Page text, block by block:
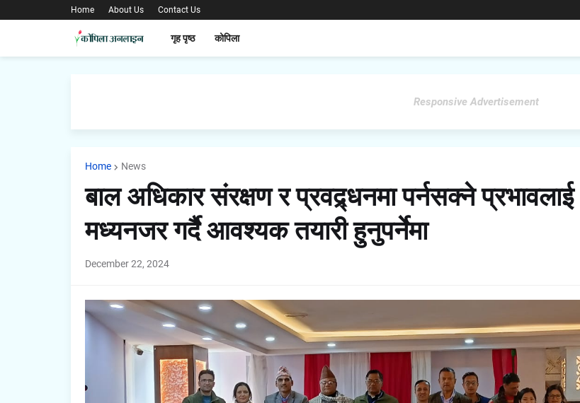
Home About Us Contact Us
गृह पृष्ठ कोपिला
Responsive Advertisement
Home News
बाल अधिकार संरक्षण र प्रवद्र्धनमा पर्नसक्ने प्रभावलाई
मध्यनजर गर्दै आवश्यक तयारी हुनुपर्नेमा
December 22, 2024